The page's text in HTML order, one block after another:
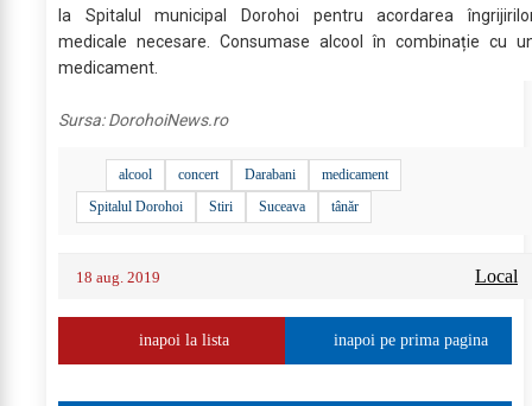
la Spitalul municipal Dorohoi pentru acordarea
medicale necesare. Consumase alcool în combinație cu
medicament.
Sursa:DorohoiNews.ro
alcool concert Darabani
medicament
Spitalul Dorohoi
Stiri Suceava tânăr
18 aug. 2019 Local
inapoi la lista inapoi pe prima pagina